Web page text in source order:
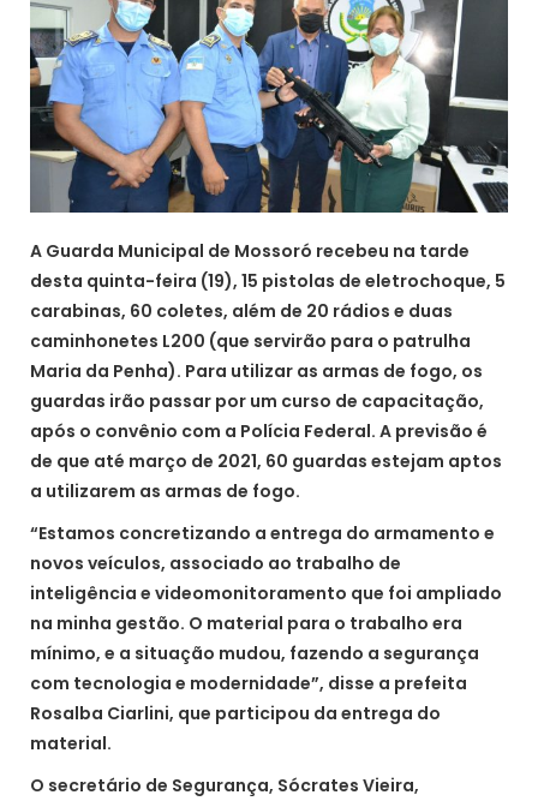
A Guarda Municipal de Mossoró recebeu na tarde
desta quinta-feira (19), 15 pistolas de eletrochoque, 5
carabinas, 60 coletes, além de 20 rádios e duas
caminhonetes L200 (que servirão para o patrulha
Maria da Penha). Para utilizar as armas de fogo, os
guardas irão passar por um curso de capacitação,
após o convênio com a Polícia Federal. A previsão é
de que até março de 2021, 60 guardas estejam aptos
a utilizarem as armas de fogo.
“Estamos concretizando a entrega do armamento e
novos veículos, associado ao trabalho de
inteligência e videomonitoramento que foi ampliado
na minha gestão. O material para o trabalho era
mínimo, e a situação mudou, fazendo a segurança
com tecnologia e modernidade”, disse a prefeita
Rosalba Ciarlini, que participou da entrega do
material.
O secretário de Segurança, Sócrates Vieira,